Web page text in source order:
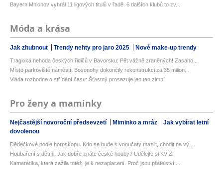
Bayern Mnichov vyhrál 11 ligových titulů v řadě. 6 dalších klubů to zv...
Móda a krása
Jak zhubnout Trendy nehty pro jaro 2025 Nové make-up trendy
Tragická nehoda českých řidičů v Bavorsku: Pět vážně zraněných! Zasaho...
Místo parkoviště náměstí: Bosonohy dokončily rekonstrukci za 35 milion...
Vláda rozhodne o střídání času: Šťastný prosazuje jen ten zimní
Pro ženy a maminky
Nejčastější novoroční předsevzetí Miminko a mráz
Jak vybírat letní
dovolenou
Dědečkové podle horoskopu. Kdo se bude s vnoučaty mazlit, chodit na vý...
Houbaření s dětmi. Jak dobře znáte české houby? Udělejte si KVÍZ!
Kamarádka, která zažila totéž, je k nezaplacení. Proč jsou přátelství ...